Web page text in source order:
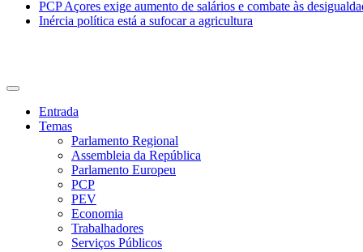
PCP Açores exige aumento de salários e combate às
Inércia política está a sufocar a agricultura
Entrada
Temas
Parlamento Regional
Assembleia da República
Parlamento Europeu
PCP
PEV
Economia
Trabalhadores
Serviços Públicos